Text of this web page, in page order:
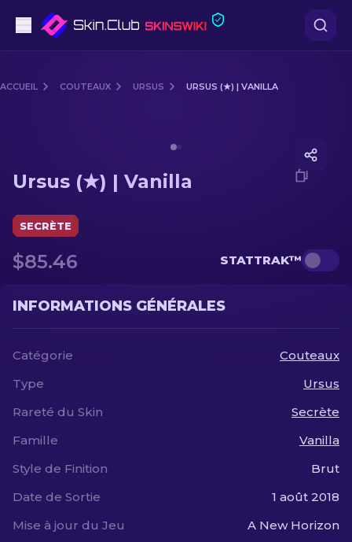
Fusils de Précision
Couteaux
Gants
Caisses
FR
ACCUEIL COUTEAUX URSUS URSUS (★) | VANILLA
Ursus (★) | Vanilla
SECRÈTE
$85.46 STATTRAK™
INFORMATIONS GÉNÉRALES
Catégorie
Couteaux
Type
Ursus
Rareté du Skin
Secrète
Famille
Vanilla
Style de Finition
Brut
Date de Sortie
1 août 2018
Mise à jour du Jeu
A New Horizon